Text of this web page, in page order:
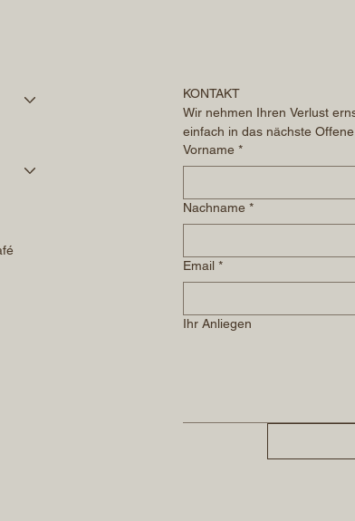
KONTAKT
Wir nehmen Ihren Verlust
einfach in das nächste
Vorname *
Nachname *
Email *
Ihr Anliegen